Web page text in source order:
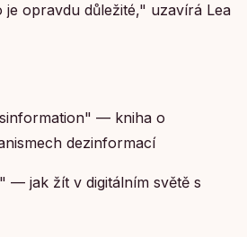
je opravdu důležité," uzavírá Lea
— kniha o
dezinformací
— jak žít v digitálním světě s